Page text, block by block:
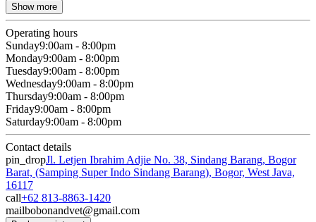
Show more
Operating hours
Sunday9:00am - 8:00pm
Monday9:00am - 8:00pm
Tuesday9:00am - 8:00pm
Wednesday9:00am - 8:00pm
Thursday9:00am - 8:00pm
Friday9:00am - 8:00pm
Saturday9:00am - 8:00pm
Contact details
pin_dropJl. Letjen Ibrahim Adjie No. 38, Sindang Barang, Bogor
Barat, (Samping Super Indo Sindang Barang), Bogor, West Java,
16117
call+62 813-8863-1420
mailbobonandvet@gmail.com